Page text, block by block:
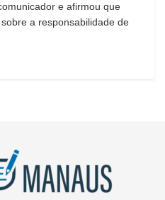
e afirmou que
a responsabilidade de